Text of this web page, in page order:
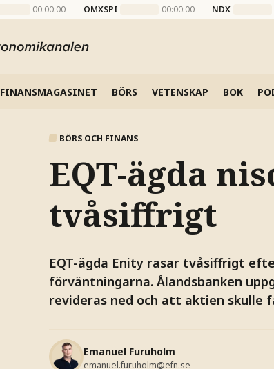
00:00:00 OMXSPI 00:00:00 NDX
FINANSMAGASINET BÖRS VETENSKAP BOK
BÖRS OCH FINANS
EQT-ägda
tvåsiffrigt
EQT-ägda Enity rasar tvåsiffrigt
förväntningarna. Ålandsbanken
revideras ned och att aktien skulle
Emanuel Furuholm
emanuel.furuholm@efn.se